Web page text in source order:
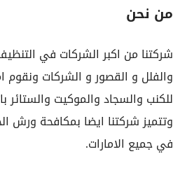
من نحن
شركتنا من اكبر الشركات في
والفلل و القصور و الشركات ونقوم
للكنب والسجاد والموكيت والستائر
وتتميز شركتنا ايضا بمكافحة ورش
في جميع الامارات.